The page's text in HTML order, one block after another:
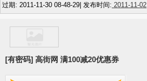
过期: 2011-11-30 08-48-29| 发布时间: 2011-11-02
[有密码] 高街网 满100减20优惠券